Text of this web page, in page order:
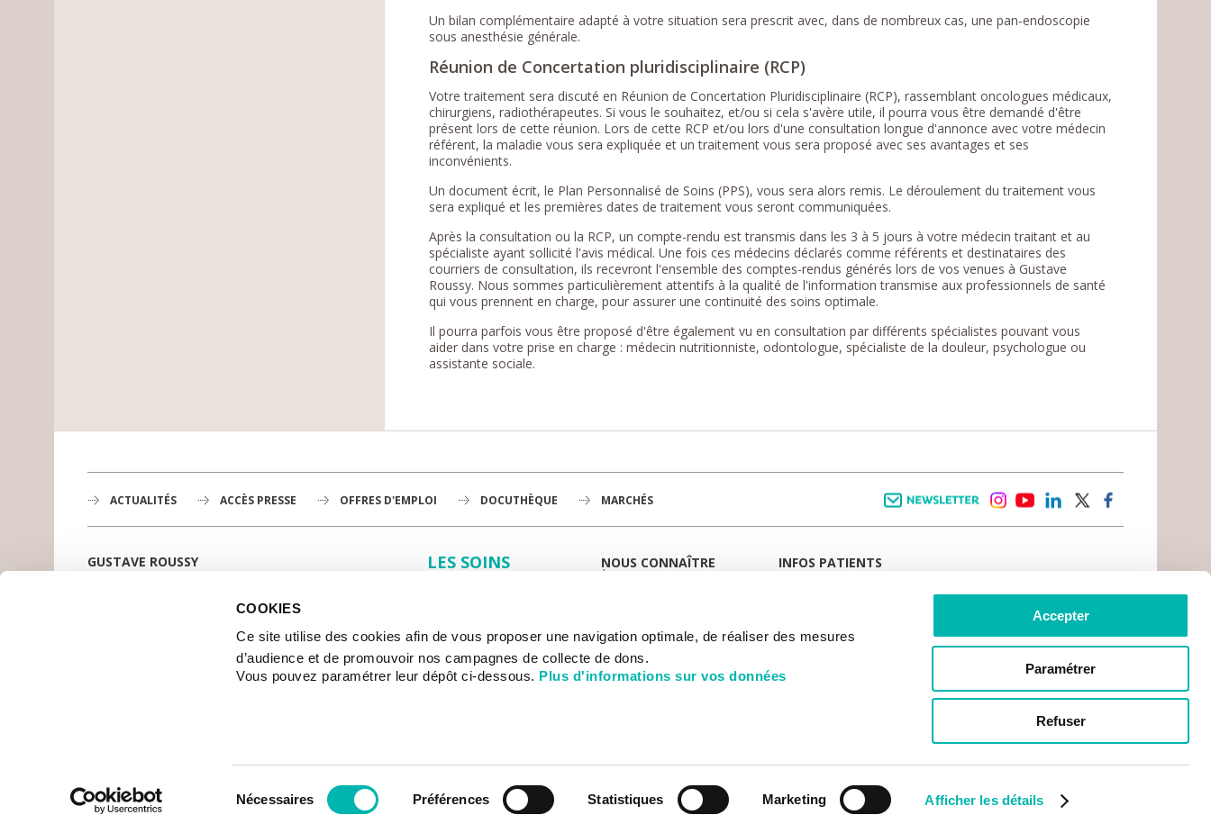
COOKIES
Ce site utilise des cookies afin de vous proposer une navigation optimale, de réaliser des mesures
d’audience et de promouvoir nos campagnes de collecte de dons.
Vous pouvez paramétrer leur dépôt ci-dessous. Plus d'informations sur vos données
Nécessaires Préférences Statistiques Marketing Afficher les détails
Accepter
Paramétrer
Refuser
Un bilan complémentaire adapté à votre situation sera prescrit avec, dans de nombreux cas, une pan-endoscopie
sous anesthésie générale.
Réunion de Concertation pluridisciplinaire (RCP)
Votre traitement sera discuté en Réunion de Concertation Pluridisciplinaire (RCP), rassemblant oncologues médicaux,
chirurgiens, radiothérapeutes. Si vous le souhaitez, et/ou si cela s'avère utile, il pourra vous être demandé d'être
présent lors de cette réunion. Lors de cette RCP et/ou lors d'une consultation longue d'annonce avec votre médecin
référent, la maladie vous sera expliquée et un traitement vous sera proposé avec ses avantages et ses
inconvénients.
Un document écrit, le Plan Personnalisé de Soins (PPS), vous sera alors remis. Le déroulement du traitement vous
sera expliqué et les premières dates de traitement vous seront communiquées.
Après la consultation ou la RCP, un compte-rendu est transmis dans les 3 à 5 jours à votre médecin traitant et au
spécialiste ayant sollicité l'avis médical. Une fois ces médecins déclarés comme référents et destinataires des
courriers de consultation, ils recevront l'ensemble des comptes-rendus générés lors de vos venues à Gustave
Roussy. Nous sommes particulièrement attentifs à la qualité de l'information transmise aux professionnels de santé
qui vous prennent en charge, pour assurer une continuité des soins optimale.
Il pourra parfois vous être proposé d'être également vu en consultation par différents spécialistes pouvant vous
aider dans votre prise en charge : médecin nutritionniste, odontologue, spécialiste de la douleur, psychologue ou
assistante sociale.
ACTUALITÉS ACCÈS PRESSE OFFRES D'EMPLOI DOCUTHÈQUE MARCHÉS
GUSTAVE ROUSSY
SE RENDRE À GUSTAVE ROUSSY
LES SOINS
NOUS SOUTENIR
NOUS CONNAÎTRE
À LA UNE
PLAN STRATÉGIQUE 2030
DÉPARTEMENTS
HÔPITAL DE CHEVILLY-LARUE
RAPPORTS D'ACTIVITÉ
INFOS PATIENTS
DROITS DU PATIENT
PAIEMENT EN LIGNE
ASSOCIATIONS
CONTACTS